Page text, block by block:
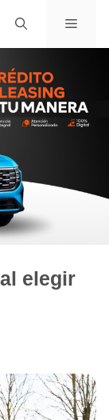
Menú
elegir